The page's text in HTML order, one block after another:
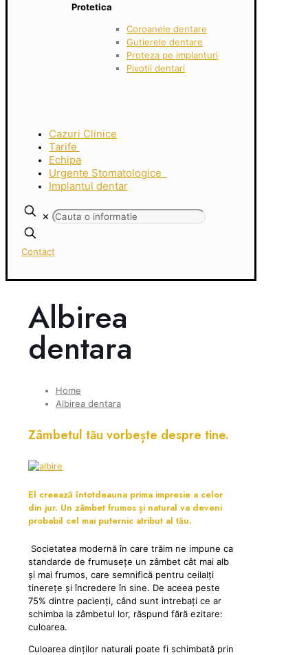
Protetica
Coroanele dentare
Gutierele dentare
Proteza pe implanturi
Pivotii dentari
Cazuri Clinice
Tarife
Echipa
Urgente Stomatologice
Implantul dentar
✕
Contact
Albirea
dentara
Home
Albirea dentara
Zâmbetul tău vorbește despre tine.
El creează întotdeauna prima impresie a celor
din jur. Un zâmbet frumos și natural va deveni
probabil cel mai puternic atribut al tău.
Societatea modernă în care trăim ne impune ca
standarde de frumusețe un zâmbet cât mai alb
și mai frumos, care semnifică pentru ceilalți
tinerețe și încredere în sine. De aceea peste
75% dintre pacienți, când sunt intrebați ce ar
schimba la zâmbetul lor, răspund fără ezitare:
culoarea.
Culoarea dinților naturali poate fi schimbată prin